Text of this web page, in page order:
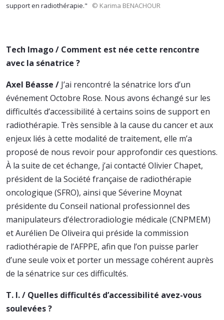
support en radiothérapie."
© Karima BENACHOUR
Tech Imago / Comment est née cette rencontre
avec la sénatrice ?
Axel Béasse / J’ai rencontré la sénatrice lors d’un
événement Octobre Rose. Nous avons échangé sur les
difficultés d’accessibilité à certains soins de support en
radiothérapie. Très sensible à la cause du cancer et aux
enjeux liés à cette modalité de traitement, elle m’a
proposé de nous revoir pour approfondir ces questions.
À la suite de cet échange, j’ai contacté Olivier Chapet,
président de la Société française de radiothérapie
oncologique (SFRO), ainsi que Séverine Moynat
présidente du Conseil national professionnel des
manipulateurs d’électroradiologie médicale (CNPMEM)
et Aurélien De Oliveira qui préside la commission
radiothérapie de l’AFPPE, afin que l’on puisse parler
d’une seule voix et porter un message cohérent auprès
de la sénatrice sur ces difficultés.
T. I. / Quelles difficultés d’accessibilité avez-vous
soulevées ?